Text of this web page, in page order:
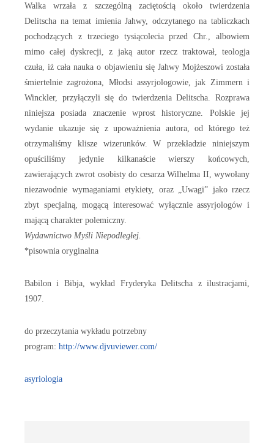
Walka wrzała z szczególną zaciętością około twierdzenia
Delitscha na temat imienia Jahwy, odczytanego na tabliczkach
pochodzących z trzeciego tysiącolecia przed Chr., albowiem
mimo całej dyskrecji, z jaką autor rzecz traktował, teologja
czuła, iż cała nauka o objawieniu się Jahwy Mojżeszowi została
śmiertelnie zagrożona, Młodsi assyrjologowie, jak Zimmern i
Winckler, przyłączyli się do twierdzenia Delitscha. Rozprawa
niniejsza posiada znaczenie wprost historyczne. Polskie jej
wydanie ukazuje się z upoważnienia autora, od którego też
otrzymaliśmy klisze wizerunków. W przekładzie niniejszym
opuściliśmy jedynie kilkanaście wierszy końcowych,
zawierających zwrot osobisty do cesarza Wilhelma II, wywołany
niezawodnie wymaganiami etykiety, oraz „Uwagi” jako rzecz
zbyt specjalną, mogącą interesować wyłącznie assyrjologów i
mającą charakter polemiczny.
Wydawnictwo Myśli Niepodległej.
*pisownia oryginalna
Babilon i Bibja, wykład Fryderyka Delitscha z ilustracjami,
1907.
do przeczytania wykładu potrzebny
program: http://www.djvuviewer.com/
asyriologia